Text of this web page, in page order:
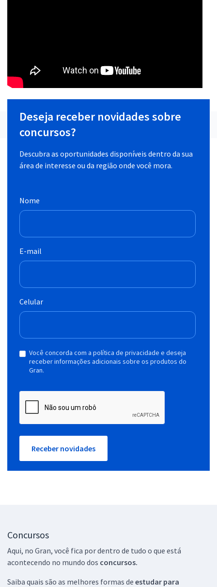
Deseja receber novidades sobre
concursos?
Descubra as oportunidades disponíveis dentro da sua
área de interesse ou da região onde você mora.
Nome
E-mail
Celular
Você concorda com a política de privacidade e deseja
receber informações adicionais sobre os produtos do
Gran.
Receber novidades
Concursos
Aqui, no Gran, você fica por dentro de tudo o que está
acontecendo no mundo dos concursos.
Saiba quais são as melhores formas de estudar para